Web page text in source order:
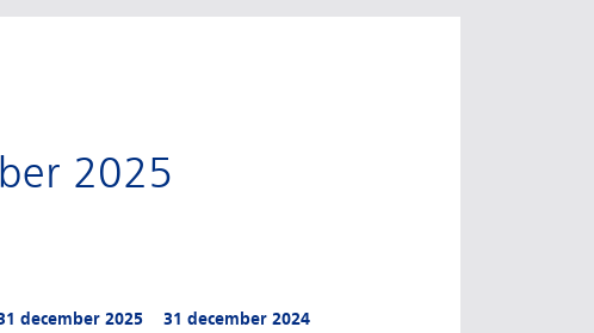
2025
december 2025
31 december 2024